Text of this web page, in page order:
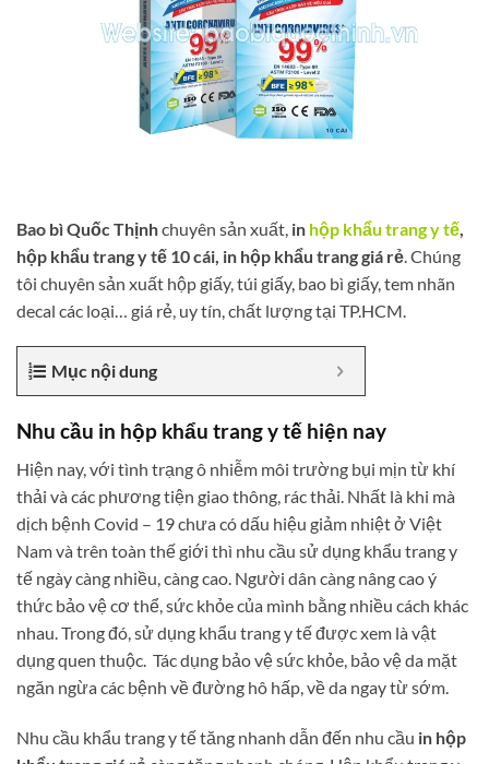
Bao bì Quốc Thịnhchuyên sản xuất, in hộp khẩu trang y tế
hộp khẩu trang y tế 10 cái, in hộp khẩu trang giá rẻ . Chúng
tôi chuyên sản xuất hộp giấy, túi giấy, bao bì giấy, tem nhãn
decal các loại… giá rẻ, uy tín, chất lượng tại TP.HCM.
Mục nội dung
Nhu cầu in hộp khẩu trang y tế hiện nay
Hiện nay, với tình trạng ô nhiễm môi trường bụi mịn từ khí
thải và các phương tiện giao thông, rác thải. Nhất là khi mà
dịch bệnh Covid – 19 chưa có dấu hiệu giảm nhiệt ở Việt
Nam và trên toàn thế giới thì nhu cầu sử dụng khẩu trang y
tế ngày càng nhiều, càng cao. Người dân càng nâng cao ý
thức bảo vệ cơ thể, sức khỏe của mình bằng nhiều cách khác
nhau. Trong đó, sử dụng khẩu trang y tế được xem là vật
dụng quen thuộc. Tác dụng bảo vệ sức khỏe, bảo vệ da mặt
ngăn ngừa các bệnh về đường hô hấp, về da ngay từ sớm.
Nhu cầu khẩu trang y tế tăng nhanh dẫn đến nhu cầu in hộp